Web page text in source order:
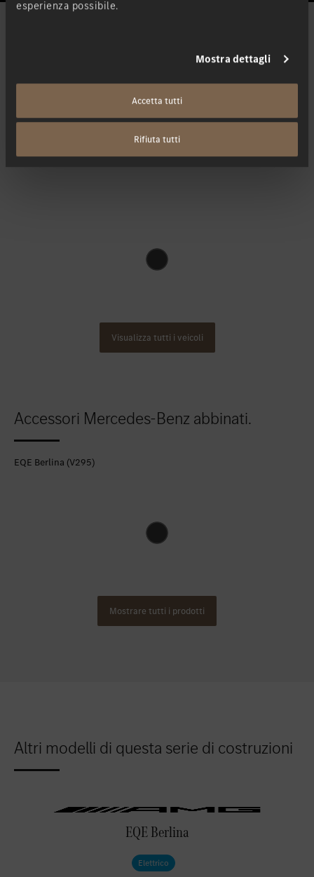
esperienza possibile.
Mostra dettagli
Accetta tutti
Rifiuta tutti
consegna. Le offriamo le nostre auto nuove immediatamente
disponibili e a condizioni imbattibili.
Visualizza tutti i veicoli
Accessori Mercedes-Benz abbinati.
EQE Berlina (V295)
Mostrare tutti i prodotti
Altri modelli di questa serie di costruzioni
EQE Berlina
Elettrico